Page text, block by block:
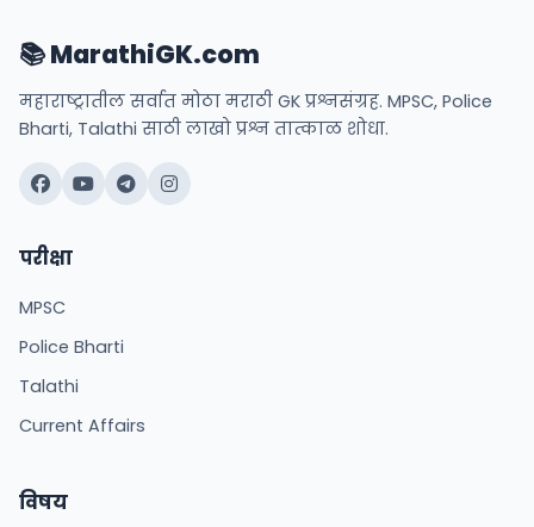
📚 MarathiGK.com
महाराष्ट्रातील सर्वात मोठा मराठी GK प्रश्नसंग्रह. MPSC, Police
Bharti, Talathi साठी लाखो प्रश्न तात्काळ शोधा.
परीक्षा
MPSC
Police Bharti
Talathi
Current Affairs
विषय